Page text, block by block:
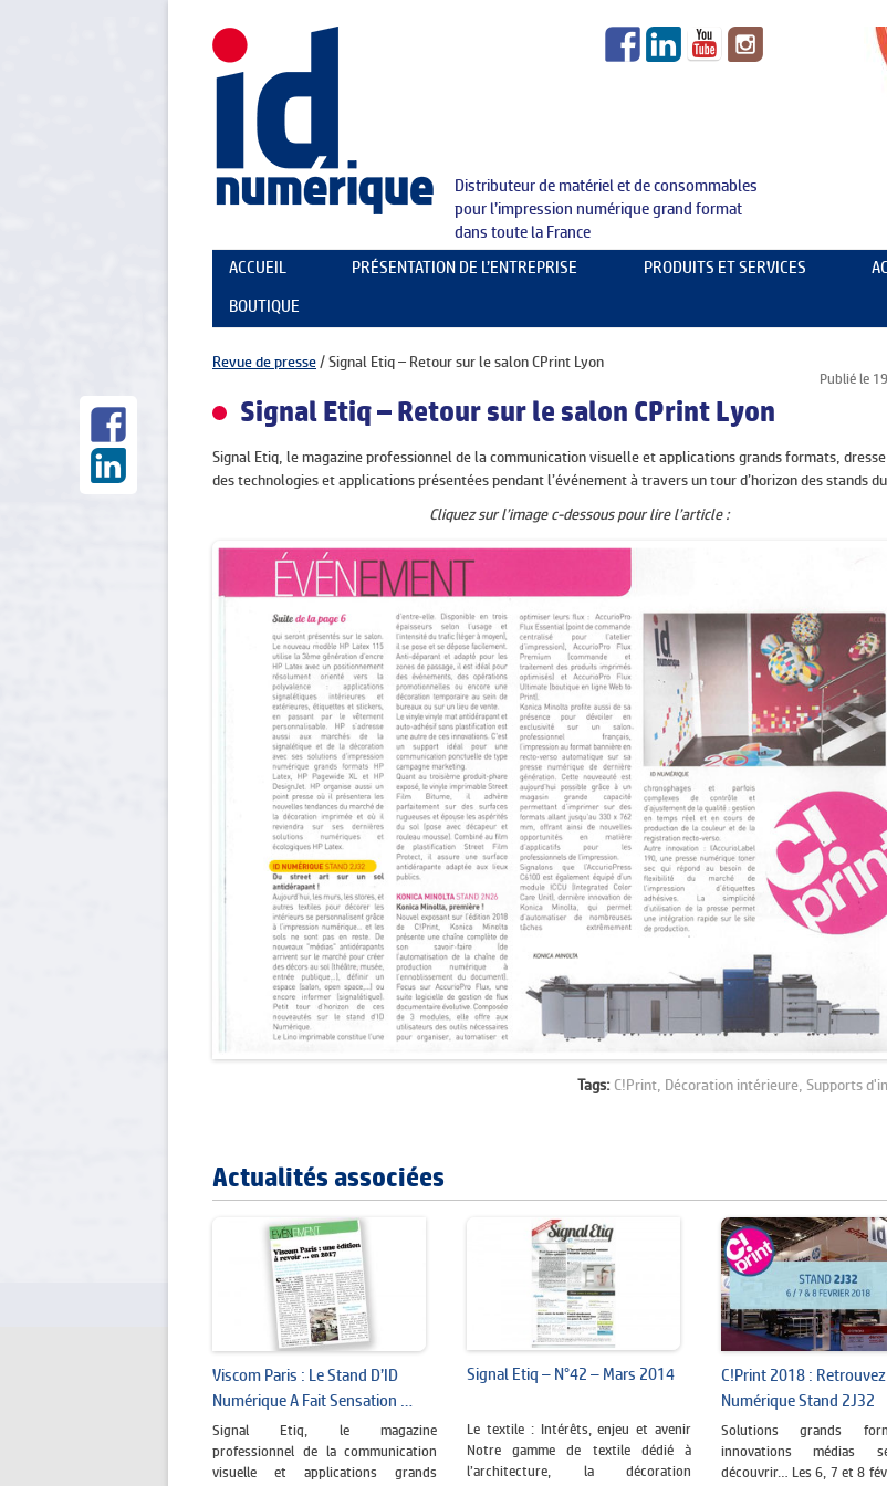
Distributeur de matériel et de consommables
pour l’impression numérique grand format
dans toute la France
Aller au contenu
ACCUEIL PRÉSENTATION DE L’ENTREPRISE
NOS PARTENAIRES
PRODUITS ET SERVICES
MATÉRIELS DE FINITIONS & OUTILLAGE
ENVIRONNEMENTALE
BOUTIQUE
Revue de presse/Signal Etiq – Retour sur le salon CPrint Lyon
Publié le
Signal Etiq – Retour sur le salon CPrint Lyon
Signal Etiq, le magazine professionnel de la communication visuelle et applications grands formats,
des technologies et applications présentées pendant l’événement à travers un tour d’horizon des stands
Cliquez sur l’image c-dessous pour lire l’article :
Tags: C!Print, Décoration intérieure,Supports
Actualités associées
Viscom Paris : Le Stand D’ID
Numérique A Fait Sensation …
Signal Etiq, le magazine
professionnel de la communication
visuelle et applications grands
Signal Etiq – N°42 – Mars 2014
Le textile : Intérêts, enjeu et avenir
Notre gamme de textile dédié à
l’architecture, la décoration
C!Print 2018 :
Numérique Stand 2J32
Solutions grands
innovations médias
découvrir… Les 6, 7 et 8